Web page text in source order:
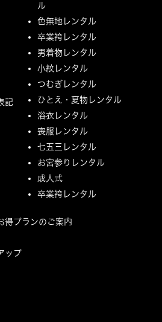
記
ル
色無地レンタル
卒業袴レンタル
男着物レンタル
小紋レンタル
つむぎレンタル
ひとえ・夏物レンタル
浴衣レンタル
喪服レンタル
七五三レンタル
お宮参りレンタル
成人式
卒業袴レンタル
得プランのご案内
ップ